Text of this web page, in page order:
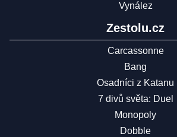
Vynález
Zestolu.cz
Carcassonne
Bang
Osadníci z Katanu
7 divů světa: Duel
Monopoly
Dobble